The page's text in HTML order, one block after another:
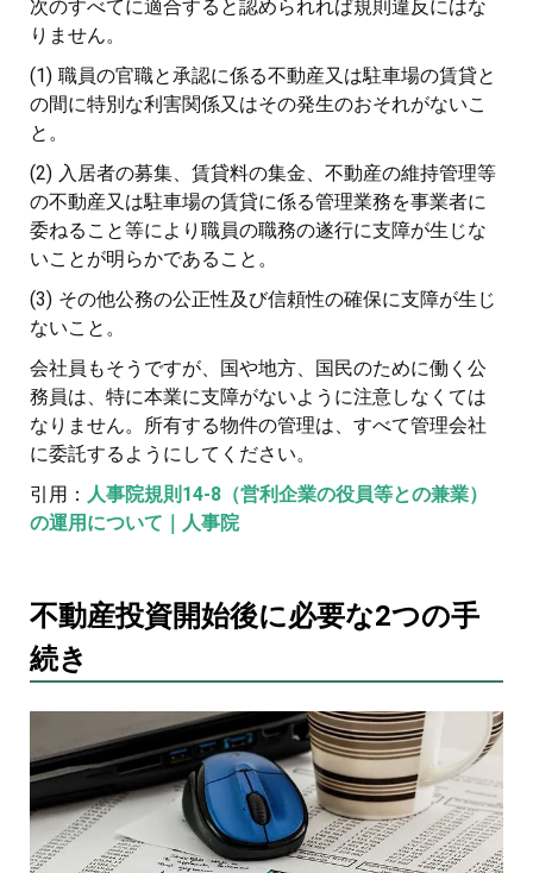
次のすべてに適合すると認められれば規則違反にはな
りません。
(1) 職員の官職と承認に係る不動産又は駐車場の賃貸と
の間に特別な利害関係又はその発生のおそれがないこ
と。
(2) 入居者の募集、賃貸料の集金、不動産の維持管理等
の不動産又は駐車場の賃貸に係る管理業務を事業者に
委ねること等により職員の職務の遂行に支障が生じな
いことが明らかであること。
(3) その他公務の公正性及び信頼性の確保に支障が生じ
ないこと。
会社員もそうですが、国や地方、国民のために働く公
務員は、特に本業に支障がないように注意しなくては
なりません。所有する物件の管理は、すべて管理会社
に委託するようにしてください。
引用： 人事院規則14-8（営利企業の役員等との兼業）
の運用について｜人事院
不動産投資開始後に必要な2つの手
続き